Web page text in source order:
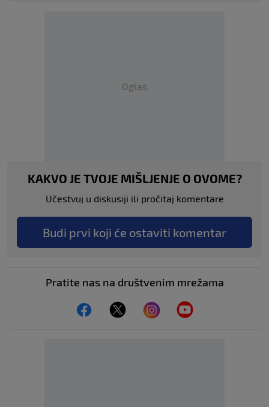
Oglas
KAKVO JE TVOJE MIŠLJENJE O OVOME?
Učestvuj u diskusiji ili pročitaj komentare
Budi prvi koji će ostaviti komentar
Pratite nas na društvenim mrežama